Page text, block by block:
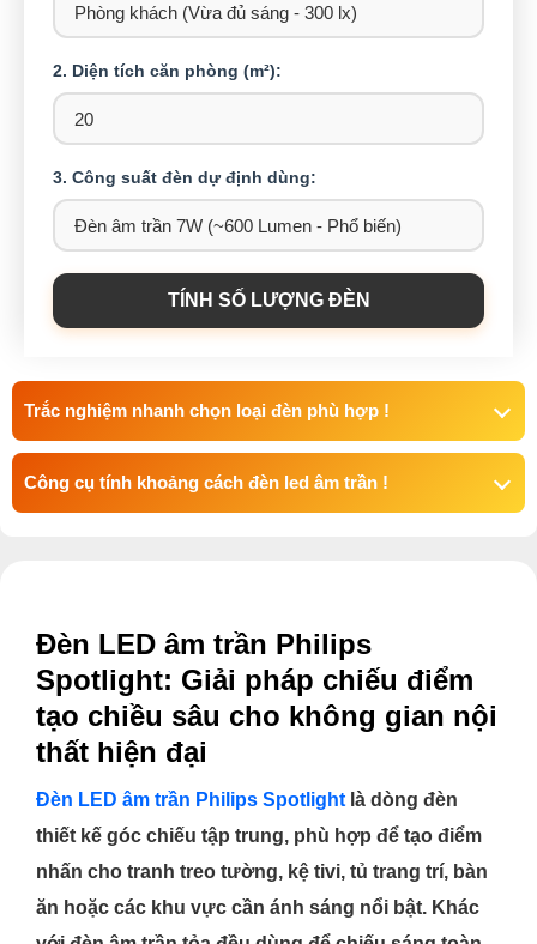
2. Diện tích căn phòng (m²):
3. Công suất đèn dự định dùng:
TÍNH SỐ LƯỢNG ĐÈN
Trắc nghiệm nhanh chọn loại đèn phù hợp !
Công cụ tính khoảng cách đèn led âm trần !
Đèn LED âm trần Philips
Spotlight: Giải pháp chiếu điểm
tạo chiều sâu cho không gian nội
thất hiện đại
Đèn LED âm trần Philips Spotlight là dòng đèn
thiết kế góc chiếu tập trung, phù hợp để tạo điểm
nhấn cho tranh treo tường, kệ tivi, tủ trang trí, bàn
ăn hoặc các khu vực cần ánh sáng nổi bật. Khác